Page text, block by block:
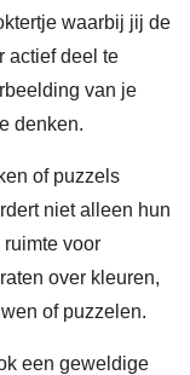
waarbij jij de
actief deel te
van je
denken.
of puzzels
niet alleen hun
voor
over kleuren,
of puzzelen.
een geweldige